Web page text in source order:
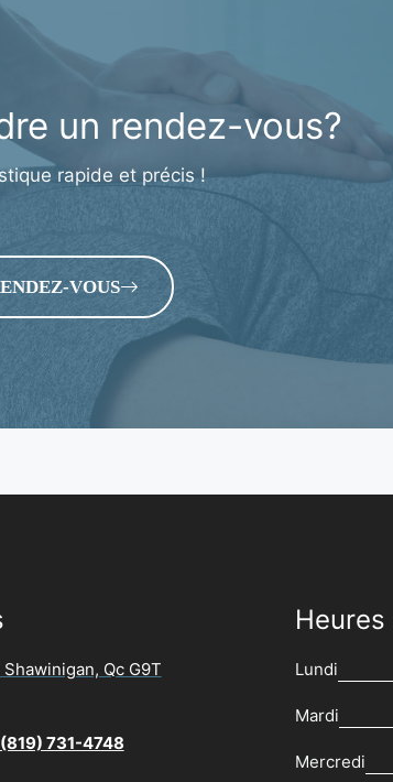
un rendez-vous?
rapide et précis !
VOUS
Qc G9T
(819) 731-4748
Lundi
Mardi
Mercredi